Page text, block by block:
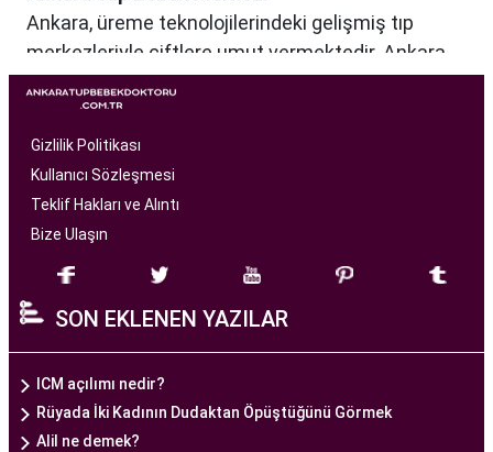
Ankara, üreme teknolojilerindeki gelişmiş tıp
merkezleriyle çiftlere umut vermektedir. Ankara
Tüp Bebek Merkezi, kısırlık sorunu yaşayan
çiftlere profesyonel ve bireysel bir yaklaşımla
hizmet sunan bir sağlık kuruluşudur. Modern
tıbbın son teknolojilerini kullanarak, çiftlere
başarılı tüp bebek tedavileri sunmayı amaçlar.
bir ekip tarafından yönetilmektedir. Burada görev
alan tıp profesyonelleri, çiftlere kişiselleştirilmiş
tedavi planları sunarak, her çiftin özel durumunu
dikkate alır. Ayrıca, merkezde kullanılan teknoloji
ve ekipmanlar, tedavi sürecini daha etkili ve
güvenli hale getirir.
Gizlilik Politikası
Kullanıcı Sözleşmesi
Teklif Hakları ve Alıntı
Bize Ulaşın
SON EKLENEN YAZILAR
ICM açılımı nedir?
Rüyada İki Kadının Dudaktan Öpüştüğünü Görmek
Alil ne demek?